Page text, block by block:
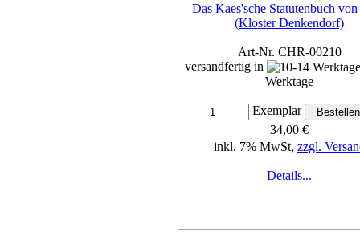
Das Kaes'sche Statutenbuch
(Kloster Denkendorf)
Art-Nr. CHR-00210
versandfertig in
Werktage
Exemplar
34,00 €
inkl. 7% MwSt, zzgl.
Details...